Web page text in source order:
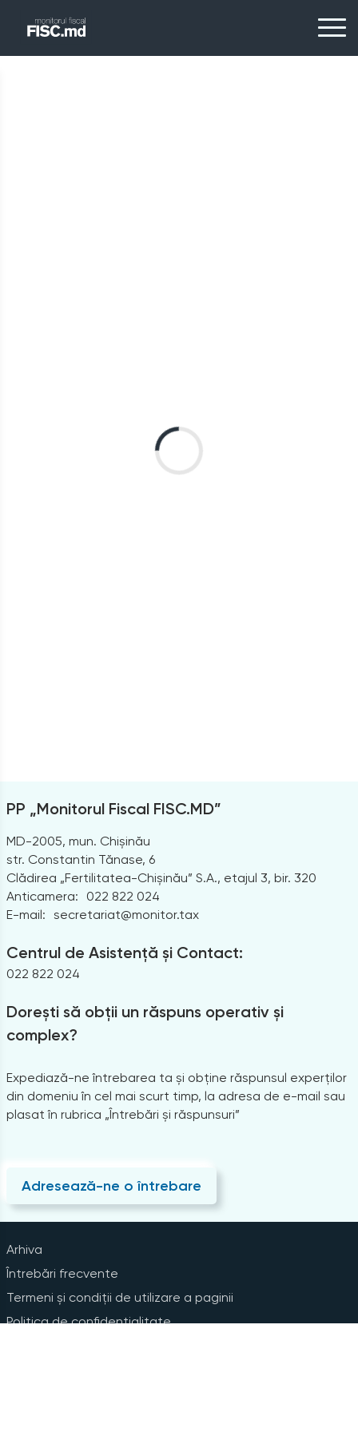
PP „Monitorul Fiscal FISC.MD”
MD-2005, mun. Chișinău
str. Constantin Tănase, 6
Clădirea „Fertilitatea-Chișinău” S.A., etajul 3, bir. 320
Anticamera:
022 822 024
E-mail: secretariat@monitor.tax
Centrul de Asistență și Contact:
022 822 024
Dorești să obții un răspuns operativ și
complex?
Expediază-ne întrebarea ta și obține răspunsul experților
din domeniu în cel mai scurt timp, la adresa de e-mail sau
plasat în rubrica „Întrebări și răspunsuri”
Adresează-ne o întrebare
Arhiva
Întrebări frecvente
Termeni și condiții de utilizare a paginii
Politica de confidențialitate